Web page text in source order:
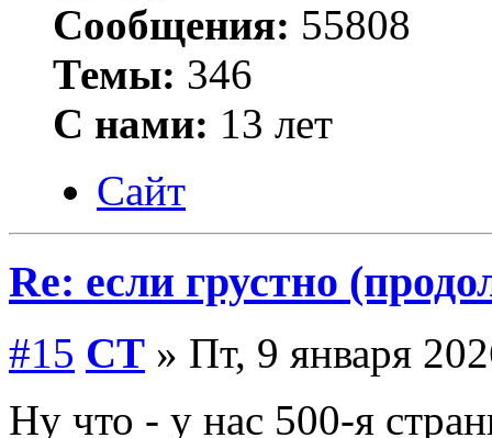
Сообщения: 55808
Темы: 346
С нами: 13 лет
Сайт
Re: если грустно
#15 СТ » Пт, 9 января
Ну что - у нас 500-я